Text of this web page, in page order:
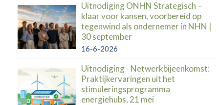
Uitnodiging ONHN Strategisch –
klaar voor kansen, voorbereid op
tegenwind als ondernemer in NHN |
30 september
16-6-2026
Uitnodiging - Netwerkbijeenkomst:
Praktijkervaringen uit het
stimuleringsprogramma
energiehubs, 21 mei